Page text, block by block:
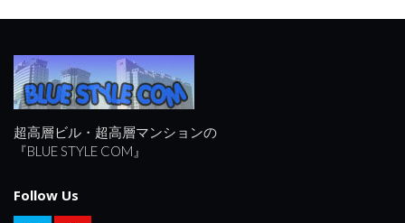
超高層ビル・超高層マンションの
『BLUE STYLE COM』
Follow Us